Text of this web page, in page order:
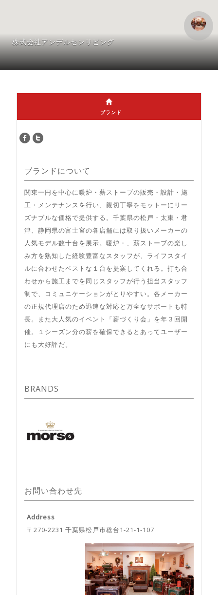
株式会社アンデルセンリビング
ブランド
ブランドについて
関東一円を中心に暖炉・薪ストーブの販売・設計・施
工・メンテナンスを行い、親切丁寧をモットーにリー
ズナブルな価格で提供する。千葉県の松戸・太東・君
津、静岡県の富士宮の各店舗には取り扱いメーカーの
人気モデル数十台を展示。暖炉・、薪ストーブの楽し
み方を熟知した経験豊富なスタッフが、ライフスタイ
ルに合わせたベストな１台を提案してくれる。打ち合
わせから施工までを同じスタッフが行う担当スタッフ
制で、コミュニケーションがとりやすい。各メーカー
の正規代理店のため迅速な対応と万全なサポートも特
長。また大人気のイベント「薪づくり会」を年３回開
催。１シーズン分の薪を確保できるとあってユーザー
にも大好評だ。
BRANDS
お問い合わせ先
Address
〒270-2231 千葉県松戸市稔台1-21-1-107